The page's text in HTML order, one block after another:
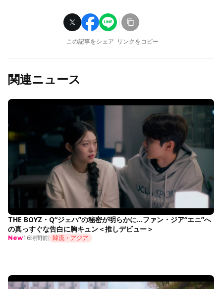
この記事をシェア リンクをコピー
関連ニュース
THE BOYZ・Q“ジェハ”の秘密が明らかに…ファン・ジア“エニ”へ
の真っすぐな告白に胸キュン＜推しデビュー＞
New16時間前 韓流・アジア